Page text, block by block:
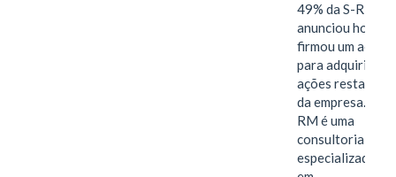
49% da S-RM,
anunciou hoje
firmou um
para adquirir as
ações restantes
da empresa. A S-
RM é uma
consultoria
especializada